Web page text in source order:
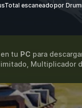
escaneadopor
tu PC para
Multiplicador